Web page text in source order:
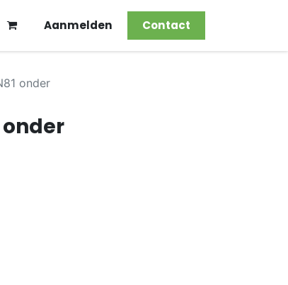
Aanmelden Contact
onder
onder